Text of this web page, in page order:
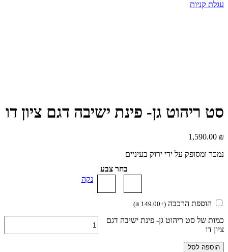
עגלת קניות
סט ריהוט גן- פינת ישיבה דגם ציון דו
1,590.00 ₪
נמכר ומסופק על ידי ירוק בעיניים
בחר צבע
נקה
הוספת הרכבה (
+
149.00
₪
)
כמות של סט ריהוט גן- פינת ישיבה דגם
ציון דו
הוספה לסל